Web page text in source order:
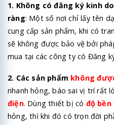
1. Không có đăng ký kinh
ràng: Một số nơi chỉ lấy tên
cung cấp sản phẩm, khi có
sẽ không được bảo vệ bởi
mua tại các công ty có Đăng
2. Các sản phẩm không
nhanh hỏng, báo sai vị trí rất
điện. Dùng thiết bị có độ bền
hỏng, thì khi đó có trọn đời